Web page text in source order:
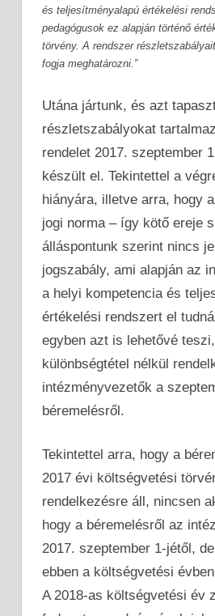
és teljesítményalapú értékelési
pedagógusok ez alapján történő
törvény. A rendszer
fogja meghatározni.”
Utána jártunk, és azt
részletszabályokat
rendelet 2017. szeptember
készült el. Tekintettel a
hiányára, illetve arra, hogy
jogi norma – így kötő ereje
álláspontunk szerint nincs
jogszabály, ami alapján az
a helyi kompetencia és
értékelési rendszert el
egyben azt is lehetővé
különbségtétel nélkül
intézményvezetők a
béremelésről.
Tekintettel arra, hogy a
2017 évi költségvetési
rendelkezésre áll, nincsen
hogy a béremelésről az
2017. szeptember 1-jétől,
ebben a költségvetési
A 2018-as költségvetési év